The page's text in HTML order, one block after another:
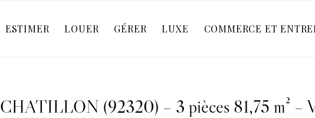
ESTIMER LOUER GÉRER LUXE COMMERCE ET
CHATILLON (92320) – 3 pièces 81,75 m² –